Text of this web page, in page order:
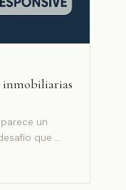
inmobiliarias
un
que …